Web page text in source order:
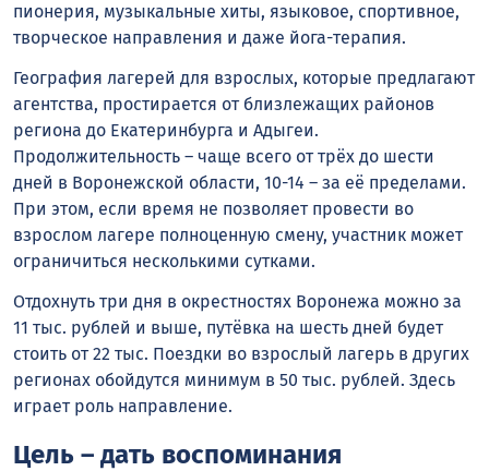
пионерия, музыкальные хиты, языковое, спортивное,
творческое направления и даже йога-терапия.
География лагерей для взрослых, которые предлагают
агентства, простирается от близлежащих районов
региона до Екатеринбурга и Адыгеи.
Продолжительность – чаще всего от трёх до шести
дней в Воронежской области, 10-14 – за её пределами.
При этом, если время не позволяет провести во
взрослом лагере полноценную смену, участник может
ограничиться несколькими сутками.
Отдохнуть три дня в окрестностях Воронежа можно за
11 тыс. рублей и выше, путёвка на шесть дней будет
стоить от 22 тыс. Поездки во взрослый лагерь в других
регионах обойдутся минимум в 50 тыс. рублей. Здесь
играет роль направление.
Цель – дать воспоминания